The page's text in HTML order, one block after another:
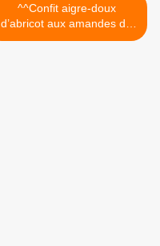
^^Confit aigre-doux
d’abricot aux amandes de
C.Ferber, un régal !^^ >